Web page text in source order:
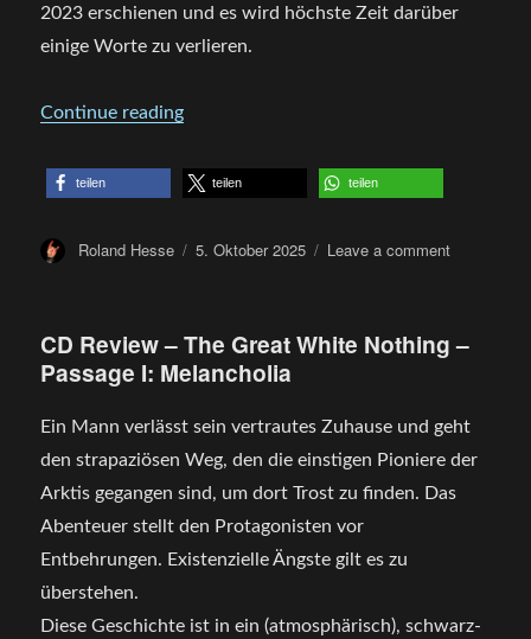
2023 erschienen und es wird höchste Zeit darüber
einige Worte zu verlieren.
Continue reading„Review – Sterbenswille – Dunkelheit“
teilen teilen teilen
Author
Roland Hesse
Posted
5. Oktober 2025 Leave a commenton
–
CD Review – The Great White Nothing –
Passage I: Melancholia
Ein Mann verlässt sein vertrautes Zuhause und geht
den strapaziösen Weg, den die einstigen Pioniere der
Arktis gegangen sind, um dort Trost zu finden. Das
Abenteuer stellt den Protagonisten vor
Entbehrungen. Existenzielle Ängste gilt es zu
überstehen.
Diese Geschichte ist in ein (atmosphärisch), schwarz-